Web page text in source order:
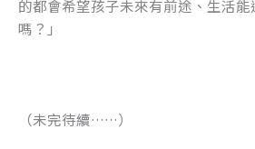
的都會希望孩子未來有前途、生活
嗎？」
（未完待續……）